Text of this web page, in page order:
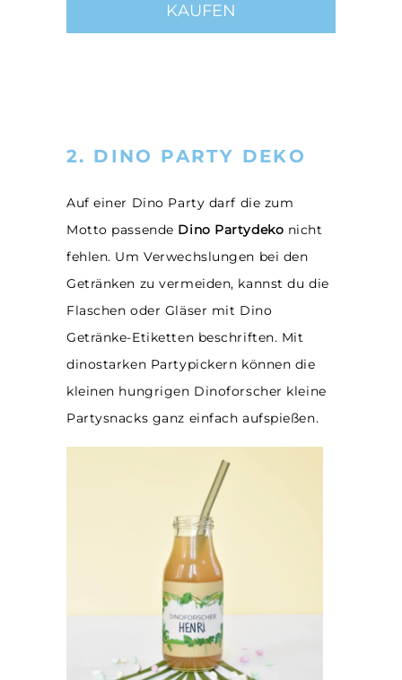
KAUFEN
2. DINO PARTY DEKO
Auf einer Dino Party darf die zum
Motto passende Dino Partydeko nicht
fehlen. Um Verwechslungen bei den
Getränken zu vermeiden, kannst du die
Flaschen oder Gläser mit Dino
Getränke-Etiketten beschriften. Mit
dinostarken Partypickern können die
kleinen hungrigen Dinoforscher kleine
Partysnacks ganz einfach aufspießen.